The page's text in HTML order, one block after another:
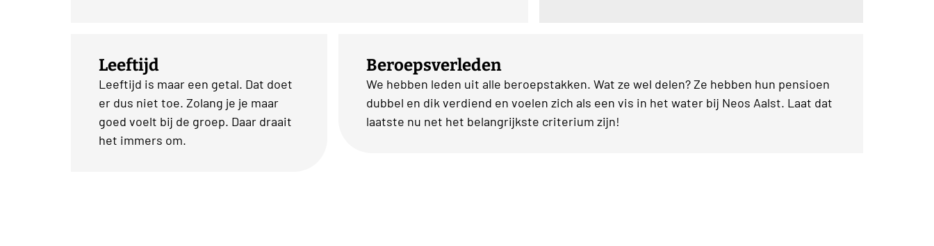
Leeftijd
Leeftijd is maar een getal. Dat doet
er dus niet toe. Zolang je je maar
goed voelt bij de groep. Daar draait
het immers om.
Beroepsverleden
We hebben leden uit alle beroepstakken. Wat ze wel delen? Ze hebben hun pensioen
dubbel en dik verdiend en voelen zich als een vis in het water bij Neos Aalst. Laat dat
laatste nu net het belangrijkste criterium zijn!